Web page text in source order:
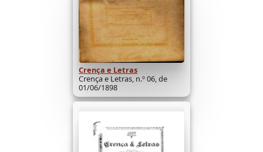
Crença e Letras
Crença e Letras, n.º 06, de
01/06/1898